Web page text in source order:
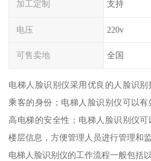
加工定制 支持
电压 220v
可售卖地 全国
电梯人脸识别仪采用优良的人脸识
乘客的身份；电梯人脸识别仪可以
高电梯的安全性；电梯人脸识别仪
楼层信息，方便管理人员进行管理和监
电梯人脸识别仪的工作流程一般包括